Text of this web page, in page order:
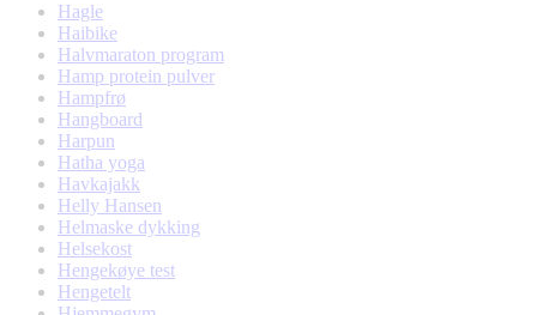
Hagle
Haibike
Halvmaraton program
Hamp protein pulver
Hampfrø
Hangboard
Harpun
Hatha yoga
Havkajakk
Helly Hansen
Helmaske dykking
Helsekost
Hengekøye test
Hengetelt